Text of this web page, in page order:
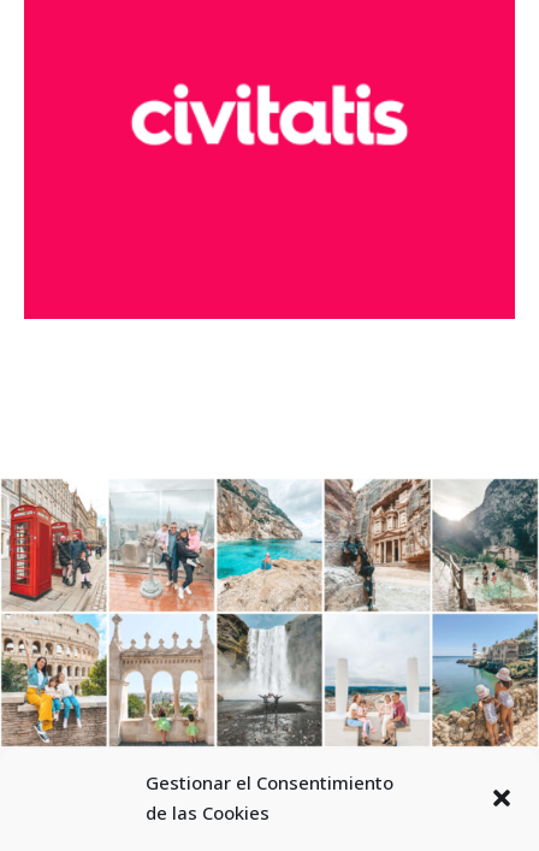
Gestionar el Consentimiento
de las Cookies